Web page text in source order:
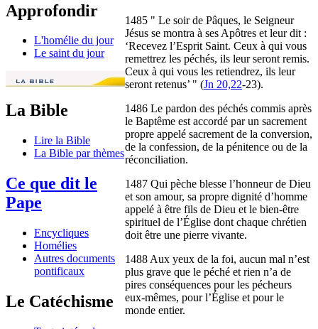
Approfondir
L'homélie du jour
Le saint du jour
La Bible
Lire la Bible
La Bible par thèmes
Ce que dit le
Pape
Encycliques
Homélies
Autres documents
pontificaux
Le Catéchisme
1485 " Le soir de Pâques, le Seigneur
Jésus se montra à ses Apôtres et leur dit :
‘Recevez l’Esprit Saint. Ceux à qui vous
remettrez les péchés, ils leur seront remis.
Ceux à qui vous les retiendrez, ils leur
seront retenus’ " (Jn 20,22-23).
1486 Le pardon des péchés commis après
le Baptême est accordé par un sacrement
propre appelé sacrement de la conversion,
de la confession, de la pénitence ou de la
réconciliation.
1487 Qui pèche blesse l’honneur de Dieu
et son amour, sa propre dignité d’homme
appelé à être fils de Dieu et le bien-être
spirituel de l’Église dont chaque chrétien
doit être une pierre vivante.
1488 Aux yeux de la foi, aucun mal n’est
plus grave que le péché et rien n’a de
pires conséquences pour les pécheurs
eux-mêmes, pour l’Église et pour le
monde entier.